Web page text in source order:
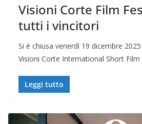
Visioni Corte Film
tutti i vincitori
Si è chiusa venerdì 19 dicembre
Visioni Corte International Short
Leggi tutto